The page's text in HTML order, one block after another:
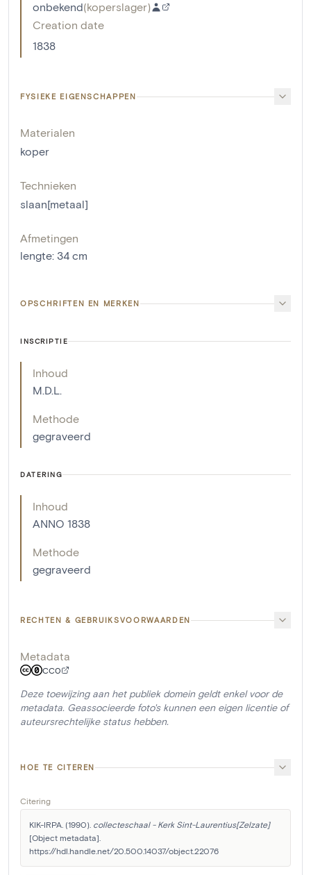
onbekend(koperslager)
Creation date
1838
FYSIEKE EIGENSCHAPPEN
Materialen
koper
Technieken
slaan[metaal]
Afmetingen
lengte: 34 cm
OPSCHRIFTEN EN MERKEN
INSCRIPTIE
Inhoud
M.D.L.
Methode
gegraveerd
DATERING
Inhoud
ANNO 1838
Methode
gegraveerd
RECHTEN & GEBRUIKSVOORWAARDEN
Metadata
CC0
Deze toewijzing aan het publiek domein geldt enkel voor de
metadata. Geassocieerde foto's kunnen een eigen licentie of
auteursrechtelijke status hebben.
HOE TE CITEREN
Citering
KIK-IRPA. (1990). collecteschaal - Kerk Sint-Laurentius[Zelzate]
[Object metadata].
https://hdl.handle.net/20.500.14037/object.22076